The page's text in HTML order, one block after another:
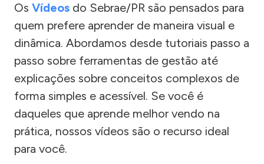
Os Vídeos do Sebrae/PR são pensados para
quem prefere aprender de maneira visual e
dinâmica. Abordamos desde tutoriais passo a
passo sobre ferramentas de gestão até
explicações sobre conceitos complexos de
forma simples e acessível. Se você é
daqueles que aprende melhor vendo na
prática, nossos vídeos são o recurso ideal
para você.